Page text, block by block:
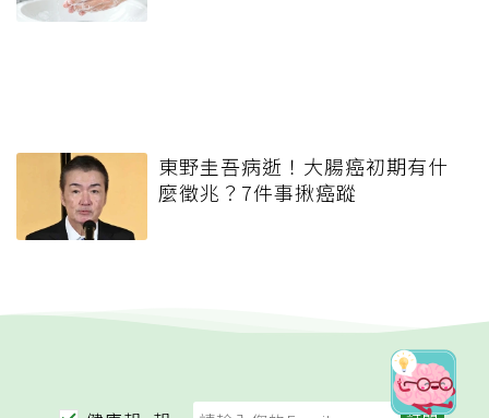
東野圭吾病逝！大腸癌初期有什
麼徵兆？7件事揪癌蹤